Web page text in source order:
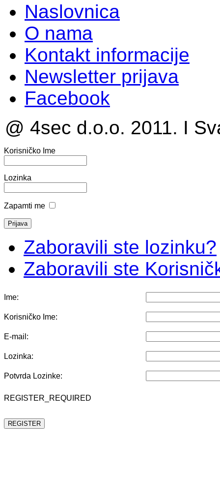
Naslovnica
O nama
Kontakt informacije
Newsletter prijava
Facebook
@ 4sec d.o.o. 2011. I
Korisničko Ime
Lozinka
Zapamti me
Zaboravili ste lozinku?
Zaboravili ste
Ime:
Korisničko Ime:
E-mail:
Lozinka:
Potvrda Lozinke:
REGISTER_REQUIRED
REGISTER